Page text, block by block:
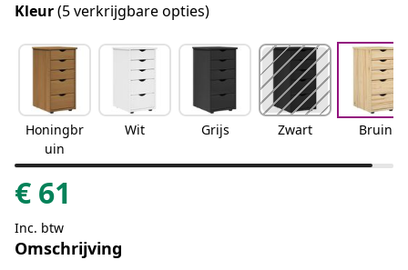
Kleur(5 verkrijgbare opties)
Honingbr
uin
Wit Grijs Zwart Bruin
€ 61
Inc. btw
Omschrijving